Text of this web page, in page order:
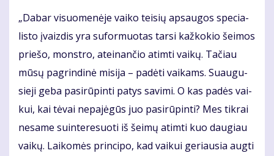
„Da­bar vi­suo­me­nė­je vai­ko tei­sių ap­sau­gos spe­cia­
lis­to įvaiz­dis yra su­for­muo­tas tar­si kaž­ko­kio šei­mos
prie­šo, monst­ro, at­ei­nan­čio at­im­ti vai­kų. Ta­čiau
mū­sų pa­grin­di­nė mi­si­ja – pa­dė­ti vai­kams. Su­au­gu­
sie­ji ge­ba pa­si­rū­pin­ti pa­tys sa­vi­mi. O kas pa­dės vai­
kui, kai tė­vai ne­pa­jė­gūs juo pa­si­rū­pin­ti? Mes tik­rai
ne­sa­me su­in­te­re­suo­ti iš šei­mų at­im­ti kuo dau­giau
vai­kų. Lai­ko­mės prin­ci­po, kad vai­kui ge­riau­sia aug­ti